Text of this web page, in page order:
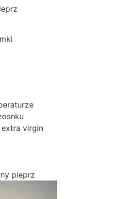
virgin
pieprz